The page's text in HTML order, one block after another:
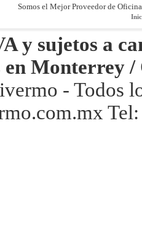
Somos el Mejor Proveedor de
y sujetos a
en Monterrey /
- Todos